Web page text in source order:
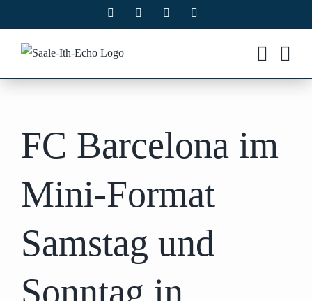
Inhalt
springen
Facebook Instagram
FC Barcelona im
Mini-Format
Samstag und
Sonntag in